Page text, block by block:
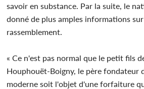
savoir en substance. Par la suite, le
donné de plus amples informations
rassemblement.
« Ce n'est pas normal que le petit fils
Houphouët-Boigny, le père fondateur
moderne soit l'objet d'une forfaiture